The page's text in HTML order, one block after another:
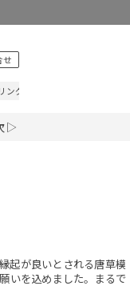
せ
ング
▷
起が良いとされる唐草模
いを込めました。まるで